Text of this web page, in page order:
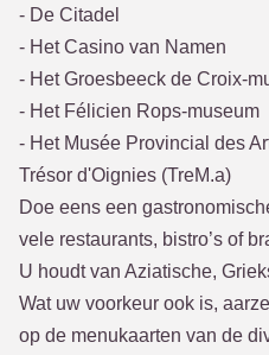
- De Citadel
- Het Casino van Namen
- Het Groesbeeck de Croix-
- Het Félicien Rops-museum
- Het Musée Provincial des
Trésor d'Oignies (TreM.a)
Doe eens een
vele restaurants, bistro’s of
U houdt van Aziatische,
Wat uw voorkeur ook is,
op de menukaarten van de